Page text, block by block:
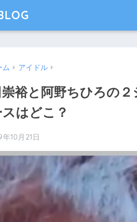
ム アイドル
裕と阿野ちひろの
はどこ？
年10月21日